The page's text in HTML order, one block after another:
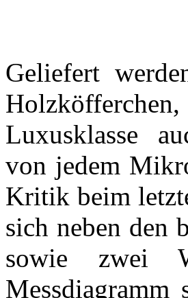
Geliefert
Luxusklasse
von jedem
Kritik beim
sich neben den
sowie zwei
Messdiagramm